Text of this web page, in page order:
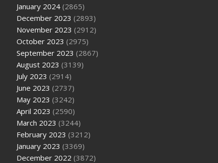
January 2024 (2865)
December 2023 (2893)
November 2023 (2912)
October 2023 (2975)
September 2023 (2867)
August 2023 (3139)
July 2023 (2914)
June 2023 (2737)
May 2023 (3242)
April 2023 (2590)
March 2023 (3244)
February 2023 (3212)
January 2023 (3369)
December 2022 (3872)